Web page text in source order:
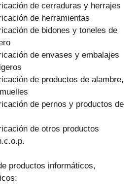
de cerraduras y herrajes
de herramientas
de bidones y toneles de
de envases y embalajes
de productos de alambre,
de pernos y productos de
de otros productos
productos informáticos,